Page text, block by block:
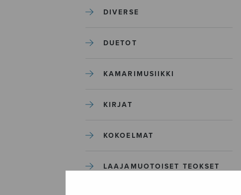
DIVERSE
DUETOT
KAMARIMUSIIKKI
KIRJAT
KOKOELMAT
LAAJAMUOTOISET TEOKSET